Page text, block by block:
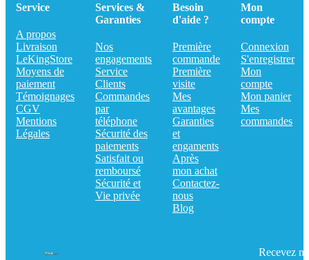
Service
A propos
Livraison
LeKingStore
Moyens de
paiement
Témoignages
CGV
Mentions
Légales
Services &
Garanties
Nos
engagements
Service
Clients
Commandes
par
téléphone
Sécurité des
paiements
Satisfait ou
remboursé
Sécurité et
Vie privée
Besoin
d'aide ?
Première
commande
Première
visite
Mes
avantages
Garanties
et
engaments
Après
mon achat
Contactez-
nous
Blog
Mon
compte
Connexion
S'enregistrer
Mon
compte
Mon panier
Mes
commandes
Recevez